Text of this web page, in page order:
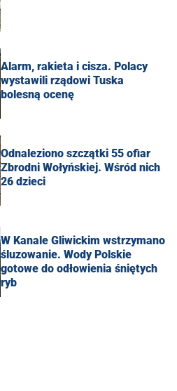
Alarm, rakieta i cisza. Polacy
wystawili rządowi Tuska
bolesną ocenę
Odnaleziono szczątki 55 ofiar
Zbrodni Wołyńskiej. Wśród nich
26 dzieci
W Kanale Gliwickim wstrzymano
śluzowanie. Wody Polskie
gotowe do odłowienia śniętych
ryb